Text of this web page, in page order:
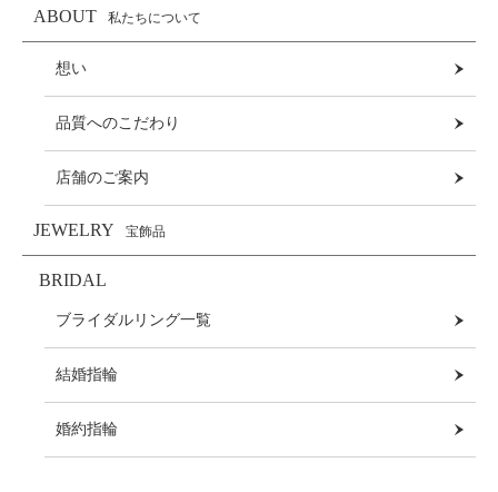
ABOUT 私たちについて
想い
品質へのこだわり
店舗のご案内
JEWELRY 宝飾品
BRIDAL
ブライダルリング一覧
結婚指輪
婚約指輪